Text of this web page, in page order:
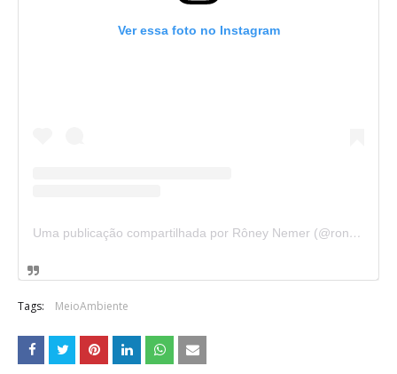
Ver essa foto no Instagram
Uma publicação compartilhada por Rôney Nemer (@roneynemerdf)
Tags: MeioAmbiente